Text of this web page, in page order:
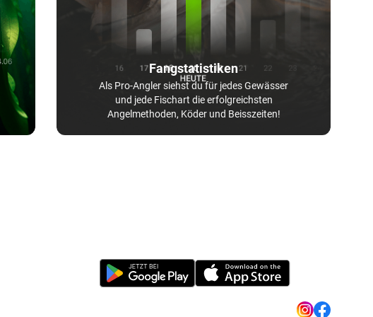
Fangstatistiken
Als Pro-Angler siehst du für jedes Gewässer
und jede Fischart die erfolgreichsten
Angelmethoden, Köder und Beisszeiten!